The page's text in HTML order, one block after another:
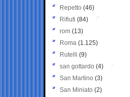
Repetto (46)
Rifiuti (84)
rom (13)
Roma (1.125)
Rutelli (9)
san gottardo (4)
San Martino (3)
San Miniato (2)